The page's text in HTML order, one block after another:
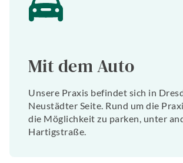
Mit dem Auto
Unsere Praxis befindet sich in
Neustädter Seite. Rund um die
die Möglichkeit zu parken, unter
Hartigstraße.